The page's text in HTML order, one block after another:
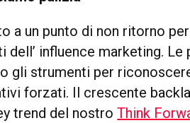
a un punto di non ritorno
dell’ influence marketing.
gli strumenti per
forzati. Il crescente
trend del nostroThink